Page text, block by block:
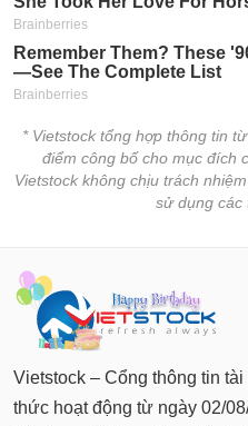
* Vietstock tổng hợp thông tin
điểm công bố cho mục đích
Vietstock không chịu trách
sử dụng các
Vietstock – Cổng thông tin
thức hoạt động từ ngày 02/
Truyền
thông
tài
tài
chính